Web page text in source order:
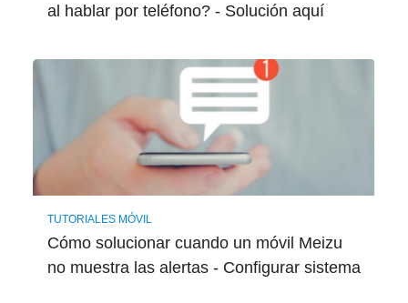
al hablar por teléfono? - Solución aquí
TUTORIALES MÓVIL
Cómo solucionar cuando un móvil Meizu
no muestra las alertas - Configurar sistema